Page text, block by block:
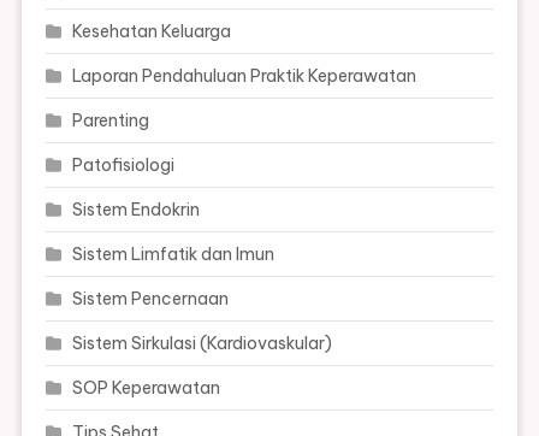
Kesehatan Keluarga
Laporan Pendahuluan Praktik Keperawatan
Parenting
Patofisiologi
Sistem Endokrin
Sistem Limfatik dan Imun
Sistem Pencernaan
Sistem Sirkulasi (Kardiovaskular)
SOP Keperawatan